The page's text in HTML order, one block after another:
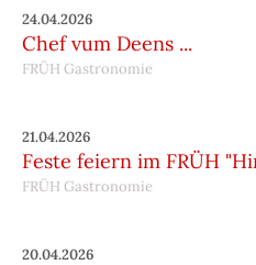
24.04.2026
Chef vum Deens ...
FRÜH Gastronomie
21.04.2026
Feste feiern im FRÜH
FRÜH Gastronomie
20.04.2026